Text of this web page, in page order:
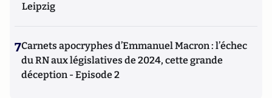
Leipzig
7Carnets apocryphes d’Emmanuel Macron : l’échec
du RN aux législatives de 2024, cette grande
déception - Episode 2